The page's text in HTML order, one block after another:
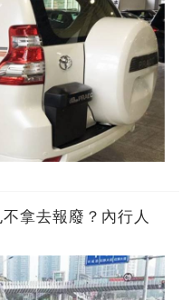
拿去報廢？內行人